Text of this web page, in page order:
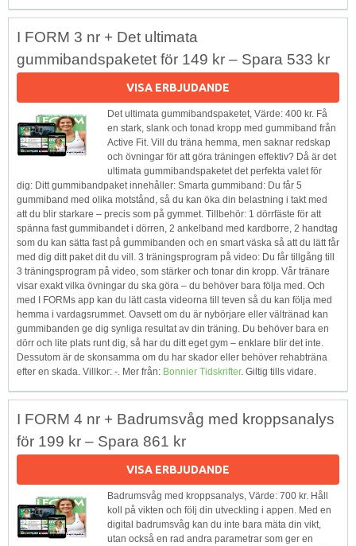
I FORM 3 nr + Det ultimata
gummibandspaketet för 149 kr – Spara 533 kr
VISA ERBJUDANDE
Det ultimata gummibandspaketet, Värde: 400 kr. Få
en stark, slank och tonad kropp med gummiband från
Active Fit. Vill du träna hemma, men saknar redskap
och övningar för att göra träningen effektiv? Då är det
ultimata gummibandspaketet det perfekta valet för
dig: Ditt gummibandpaket innehåller: Smarta gummiband: Du får 5
gummiband med olika motstånd, så du kan öka din belastning i takt med
att du blir starkare – precis som på gymmet. Tillbehör: 1 dörrfäste för att
spänna fast gummibandet i dörren, 2 ankelband med kardborre, 2 handtag
som du kan sätta fast på gummibanden och en smart väska så att du lätt får
med dig ditt paket dit du vill. 3 träningsprogram på video: Du får tillgång till
3 träningsprogram på video, som stärker och tonar din kropp. Vår tränare
visar exakt vilka övningar du ska göra – du behöver bara följa med. Och
med I FORMs app kan du lätt casta videorna till teven så du kan följa med
hemma i vardagsrummet. Oavsett om du är nybörjare eller vältränad kan
gummibanden ge dig synliga resultat av din träning. Du behöver bara en
dörr och lite plats runt dig, så har du ditt eget gym – enklare blir det inte.
Dessutom är de skonsamma om du har skador eller behöver rehabträna
efter en skada. Villkor: -. Mer från: Bonnier Tidskrifter. Giltig tills vidare.
I FORM 4 nr + Badrumsvåg med kroppsanalys
för 199 kr – Spara 861 kr
VISA ERBJUDANDE
Badrumsvåg med kroppsanalys, Värde: 700 kr. Håll
koll på vikten och följ din utveckling i appen. Med en
digital badrumsvåg kan du inte bara mäta din vikt,
utan också en rad andra parametrar som ger en